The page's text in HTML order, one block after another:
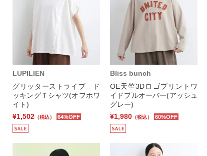
LUPILIEN
グリッターストライプ ド
ッキングＴシャツ(オフホワ
イト)
¥1,502 （税込） 64%OFF
Bliss bunch
OE天竺3Dロゴプリントワ
イドプルオーバー(アッシュ
グレー)
¥1,980 （税込） 60%OFF